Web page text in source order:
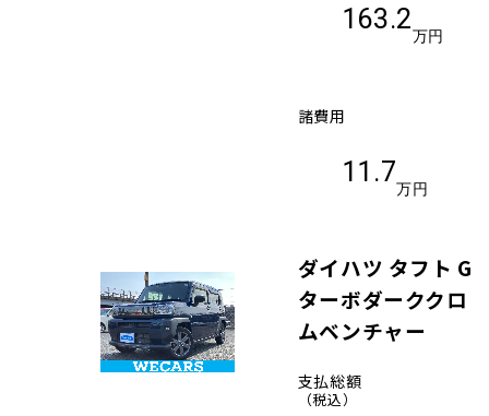
163.2
万円
諸費用
11.7
万円
ダイハツ タフト G
ターボダーククロ
ムベンチャー
支払総額
（税込）